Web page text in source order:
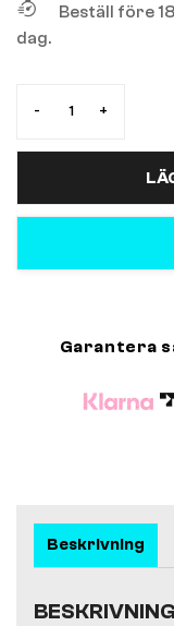
Beställ före
dag.
- +
Garantera
Beskrivning
BESKRIVNING